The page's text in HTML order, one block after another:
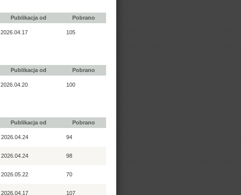
Publikacja od Pobrano
2026.04.17 105
Publikacja od Pobrano
2026.04.20 100
Publikacja od Pobrano
2026.04.24 94
2026.04.24 98
2026.05.22 70
2026.04.17 107